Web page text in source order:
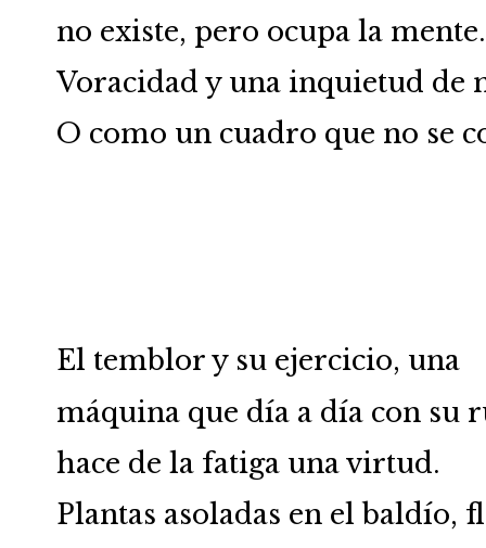
no existe, pero ocupa la mente.
Voracidad y una inquietud de
O como un cuadro que no se
El temblor y su ejercicio, una
máquina que día a día con su
hace de la fatiga una virtud.
Plantas asoladas en el baldío,